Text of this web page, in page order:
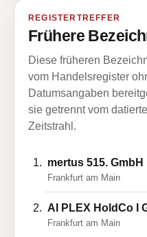
REGISTERTREFFER
Frühere
Diese früheren
vom Handelsregister
Datumsangaben
sie getrennt vom
Zeitstrahl.
mertus 515. GmbH
Frankfurt am Main
AI PLEX HoldCo I
Frankfurt am Main